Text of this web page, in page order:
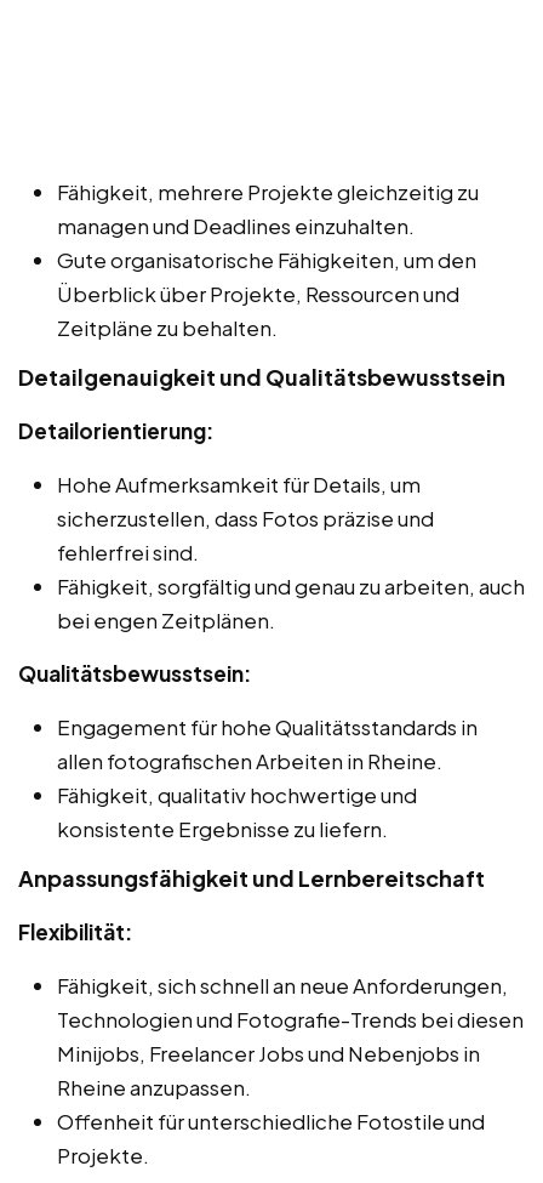
Fähigkeit, mehrere Projekte gleichzeitig zu
managen und Deadlines einzuhalten.
Gute organisatorische Fähigkeiten, um den
Überblick über Projekte, Ressourcen und
Zeitpläne zu behalten.
Detailgenauigkeit und Qualitätsbewusstsein
Detailorientierung:
Hohe Aufmerksamkeit für Details, um
sicherzustellen, dass Fotos präzise und
fehlerfrei sind.
Fähigkeit, sorgfältig und genau zu arbeiten, auch
bei engen Zeitplänen.
Qualitätsbewusstsein:
Engagement für hohe Qualitätsstandards in
allen fotografischen Arbeiten in Rheine.
Fähigkeit, qualitativ hochwertige und
konsistente Ergebnisse zu liefern.
Anpassungsfähigkeit und Lernbereitschaft
Flexibilität:
Fähigkeit, sich schnell an neue Anforderungen,
Technologien und Fotografie-Trends bei diesen
Minijobs, Freelancer Jobs und Nebenjobs in
Rheine anzupassen.
Offenheit für unterschiedliche Fotostile und
Projekte.